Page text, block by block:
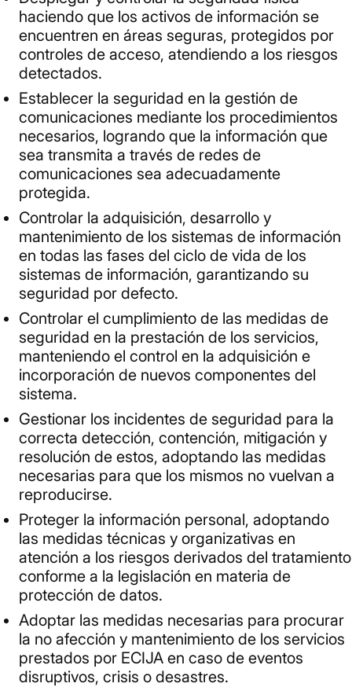
haciendo que los activos de información se
encuentren en áreas seguras, protegidos por
controles de acceso, atendiendo a los riesgos
detectados.
Establecer la seguridad en la gestión de
comunicaciones mediante los procedimientos
necesarios, logrando que la información que
sea transmita a través de redes de
comunicaciones sea adecuadamente
protegida.
Controlar la adquisición, desarrollo y
mantenimiento de los sistemas de información
en todas las fases del ciclo de vida de los
sistemas de información, garantizando su
seguridad por defecto.
Controlar el cumplimiento de las medidas de
seguridad en la prestación de los servicios,
manteniendo el control en la adquisición e
incorporación de nuevos componentes del
sistema.
Gestionar los incidentes de seguridad para la
correcta detección, contención, mitigación y
resolución de estos, adoptando las medidas
necesarias para que los mismos no vuelvan a
reproducirse.
Proteger la información personal, adoptando
las medidas técnicas y organizativas en
atención a los riesgos derivados del tratamiento
conforme a la legislación en materia de
protección de datos.
Adoptar las medidas necesarias para procurar
la no afección y mantenimiento de los servicios
prestados por ECIJA en caso de eventos
disruptivos, crisis o desastres.